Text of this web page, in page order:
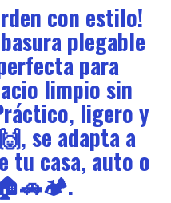
con estilo!
plegable
para
limpio sin
ligero y
se adapta a
tu casa, auto o